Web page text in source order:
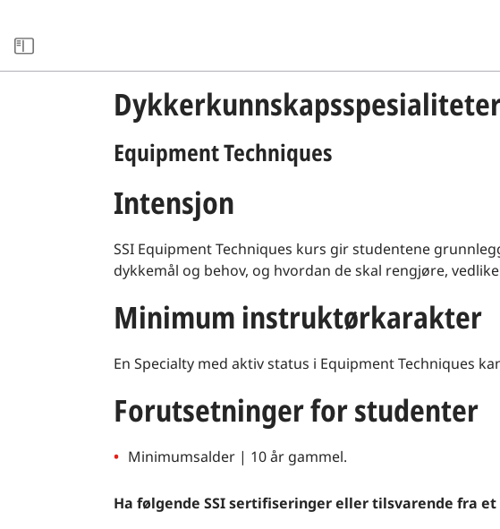
Equipment Techniques
Intensjon
SSI Equipment Techniques kurs gir studentene
dykkemål og behov, og hvordan de skal rengjøre,
Minimum instruktørkarakter
En Specialty med aktiv status i Equipment Techniques
Forutsetninger for studenter
Minimumsalder | 10 år gammel.
Ha følgende SSI sertifiseringer eller tilsvarende fra